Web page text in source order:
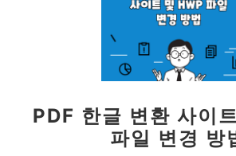
PDF 한글 변환 사이
파일 변경 방